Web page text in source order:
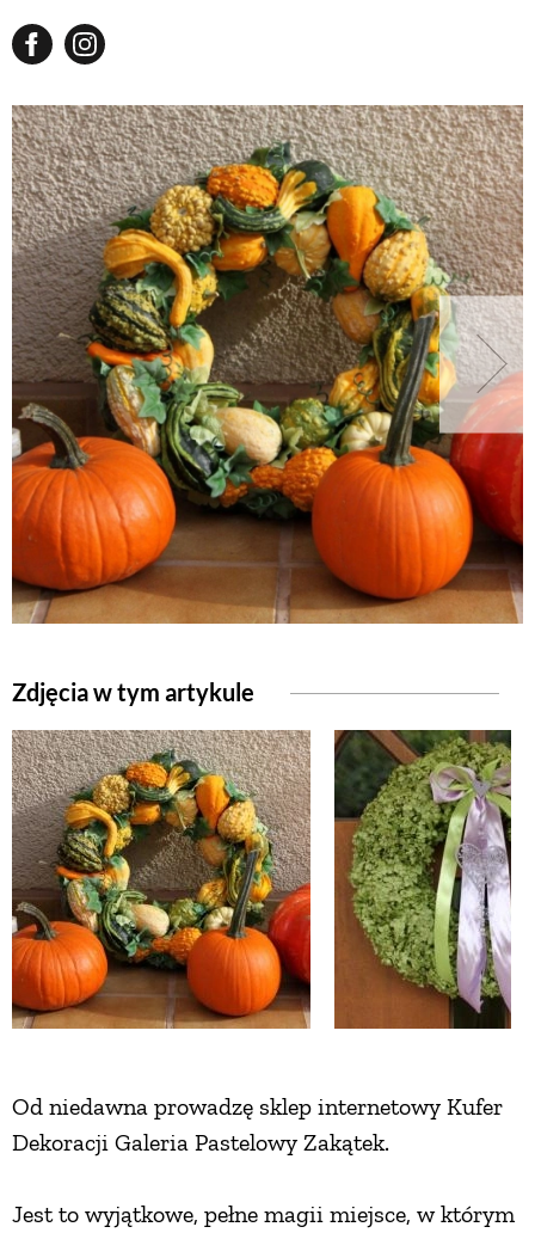
Zdjęcia w tym artykule
Od niedawna prowadzę sklep internetowy Kufer
Dekoracji Galeria Pastelowy Zakątek.
Jest to wyjątkowe, pełne magii miejsce, w którym